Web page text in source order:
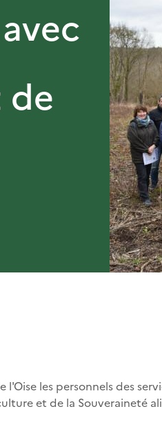
l'Oise les personnels des
et de la Souveraineté